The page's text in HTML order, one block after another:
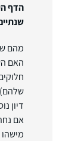
הדף
מהם
האם
דיון
אם